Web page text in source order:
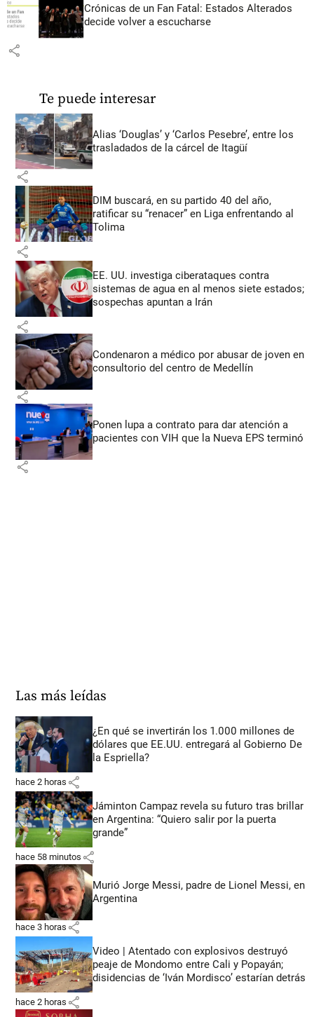
Crónicas de un Fan Fatal: Estados Alterados
decide volver a escucharse
share
Te puede interesar
Alias ‘Douglas’ y ‘Carlos Pesebre’, entre los
trasladados de la cárcel de Itagüí
share
DIM buscará, en su partido 40 del año,
ratificar su “renacer” en Liga enfrentando al
Tolima
share
EE. UU. investiga ciberataques contra
sistemas de agua en al menos siete estados;
sospechas apuntan a Irán
share
Condenaron a médico por abusar de joven en
consultorio del centro de Medellín
share
Ponen lupa a contrato para dar atención a
pacientes con VIH que la Nueva EPS terminó
share
Las más leídas
¿En qué se invertirán los 1.000 millones de
dólares que EE.UU. entregará al Gobierno De
la Espriella?
hace 2 horas share
Jáminton Campaz revela su futuro tras brillar
en Argentina: “Quiero salir por la puerta
grande”
hace 58 minutos share
Murió Jorge Messi, padre de Lionel Messi, en
Argentina
hace 3 horas share
Video | Atentado con explosivos destruyó
peaje de Mondomo entre Cali y Popayán;
disidencias de ‘Iván Mordisco’ estarían detrás
hace 2 horas share